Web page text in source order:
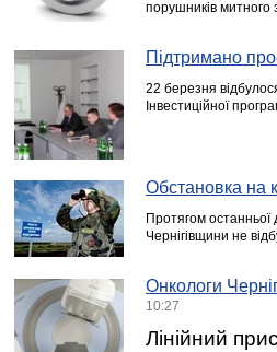
порушників митного
Підтримано
22 березня
Інвестиційної
Обстановка на
Протягом останньої
Чернігівщини не
Онкологи
10:27
Лінійний